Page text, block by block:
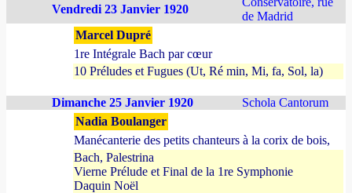
Vendredi 23 Janvier 1920
de Madrid
Marcel Dupré
1re Intégrale Bach par cœur
10 Préludes et Fugues (Ut, Ré min, Mi, fa, Sol, la)
Dimanche 25 Janvier 1920
Schola Cantorum
Nadia Boulanger
Manécanterie des petits chanteurs à la corix de bois,
Bach, Palestrina
Vierne Prélude et Final de la 1re Symphonie
Daquin Noël